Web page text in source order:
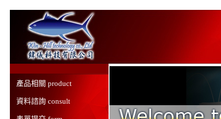
產品相關 product
資料諮詢 consult